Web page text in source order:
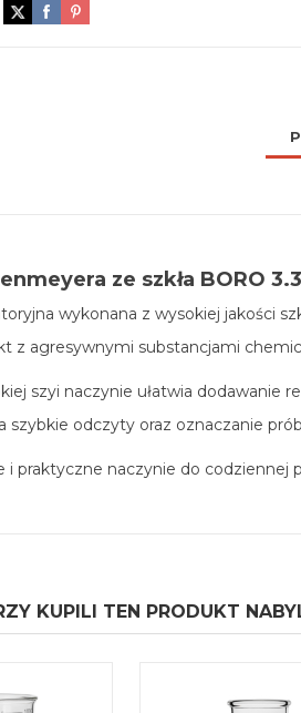
ze szkła BORO
wykonana z wysokiej jakości
z agresywnymi substancjami
szyi naczynie ułatwia dodawanie
szybkie odczyty oraz oznaczanie
i praktyczne naczynie do codziennej
KUPILI TEN PRODUKT